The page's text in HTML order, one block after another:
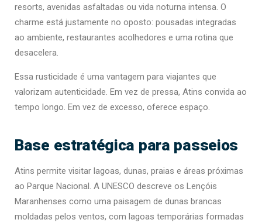
resorts, avenidas asfaltadas ou vida noturna intensa. O
charme está justamente no oposto: pousadas integradas
ao ambiente, restaurantes acolhedores e uma rotina que
desacelera.
Essa rusticidade é uma vantagem para viajantes que
valorizam autenticidade. Em vez de pressa, Atins convida ao
tempo longo. Em vez de excesso, oferece espaço.
Base estratégica para passeios
Atins permite visitar lagoas, dunas, praias e áreas próximas
ao Parque Nacional. A UNESCO descreve os Lençóis
Maranhenses como uma paisagem de dunas brancas
moldadas pelos ventos, com lagoas temporárias formadas